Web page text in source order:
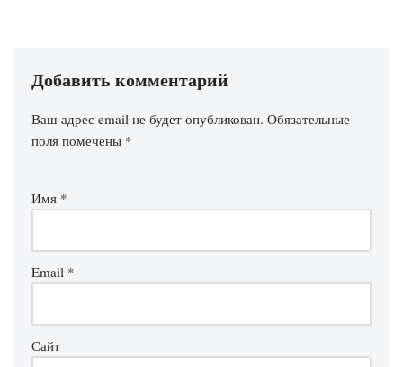
Добавить комментарий
Ваш адрес email не будет опубликован. Обязательные
поля помечены *
Имя *
Email *
Сайт